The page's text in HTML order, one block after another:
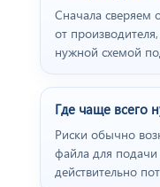
Сначала сверяем
от
нужной схемой
Где чаще всего
Риски обычно
файла для
действительно